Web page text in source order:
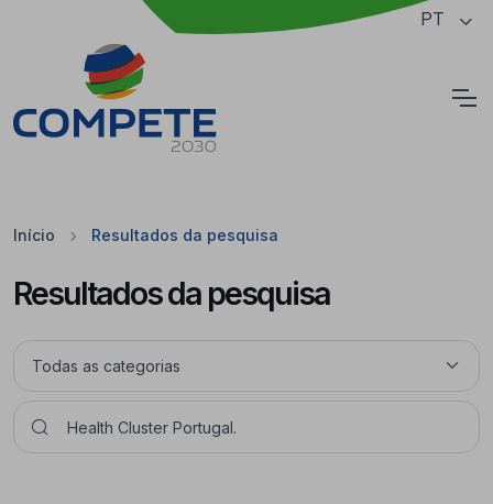
Saltar para o conteúdo principal da página PT
Início Resultados da pesquisa
Resultados da pesquisa